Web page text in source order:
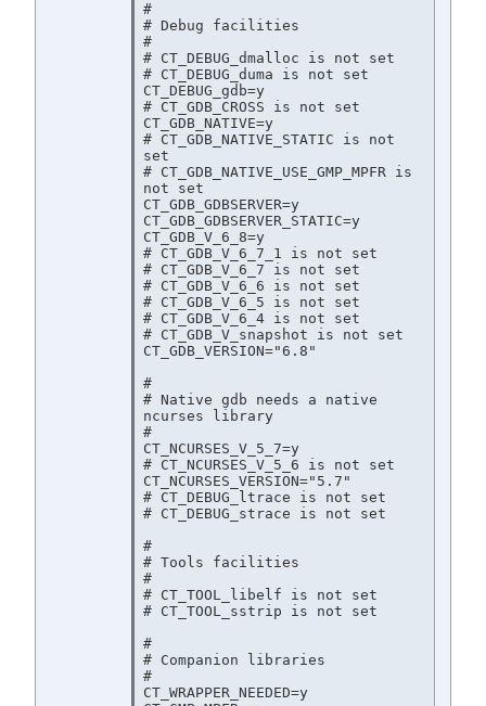
#
# Debug facilities
#
# CT_DEBUG_dmalloc is not set
# CT_DEBUG_duma is not set
CT_DEBUG_gdb=y
# CT_GDB_CROSS is not set
CT_GDB_NATIVE=y
# CT_GDB_NATIVE_STATIC is not
set
# CT_GDB_NATIVE_USE_GMP_MPFR is
not set
CT_GDB_GDBSERVER=y
CT_GDB_GDBSERVER_STATIC=y
CT_GDB_V_6_8=y
# CT_GDB_V_6_7_1 is not set
# CT_GDB_V_6_7 is not set
# CT_GDB_V_6_6 is not set
# CT_GDB_V_6_5 is not set
# CT_GDB_V_6_4 is not set
# CT_GDB_V_snapshot is not set
CT_GDB_VERSION="6.8"
#
# Native gdb needs a native
ncurses library
#
CT_NCURSES_V_5_7=y
# CT_NCURSES_V_5_6 is not set
CT_NCURSES_VERSION="5.7"
# CT_DEBUG_ltrace is not set
# CT_DEBUG_strace is not set
#
# Tools facilities
#
# CT_TOOL_libelf is not set
# CT_TOOL_sstrip is not set
#
# Companion libraries
#
CT_WRAPPER_NEEDED=y